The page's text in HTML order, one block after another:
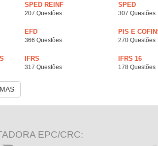
SPED REINF
207 Questões
SPED
307 Questões
EFD
366 Questões
PIS E
270 Questões
IFRS
317 Questões
IFRS 16
178 Questões
EPC/CRC: